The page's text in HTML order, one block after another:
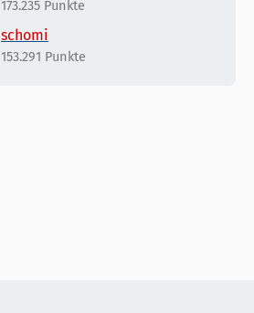
173.235 Punkte
schomi
153.291 Punkte